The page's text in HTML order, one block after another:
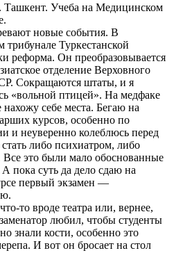
Ташкент. Учеба на Медицинском
новые события. В
трибунале Туркестанской
реформа. Он преобразовывается
отделение Верховного
Сокращаются штаты, и я
«вольной птицей». На медфаке
нахожу себе места. Бегаю на
курсов, особенно по
и неуверенно колеблюсь перед
либо психиатром, либо
Все это были мало обоснованные
пока суть да дело сдаю на
первый экзамен —
то вроде театра или, вернее,
любил, чтобы студенты
знали кости, особенно это
И вот он бросает на стол